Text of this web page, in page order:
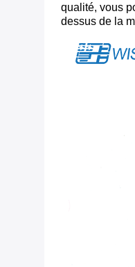
qualité, vous
dessus de la